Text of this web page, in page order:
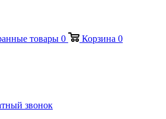
товары 0 Корзина 0
звонок